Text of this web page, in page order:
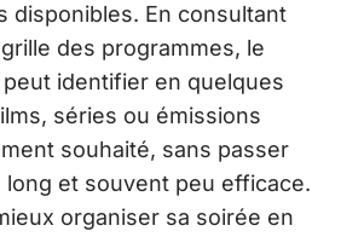
disponibles. En consultant
des programmes, le
identifier en quelques
séries ou émissions
souhaité, sans passer
long et souvent peu efficace.
organiser sa soirée en